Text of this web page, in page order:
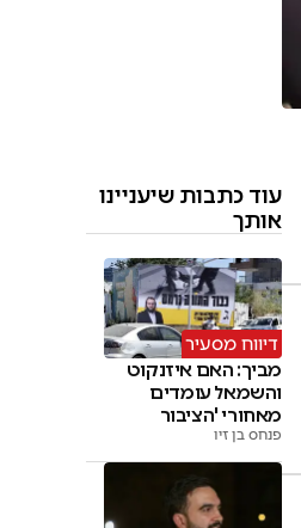
עוד כתבות שיעניינו
אותך
דיווח מסעיר
מביך: האם איזנקוט
והשמאל עומדים
מאחורי 'הציבור
החרדי'
פנחס בן זיו